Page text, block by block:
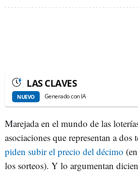
LAS CLAVES
NUEVO Generado con IA
Marejada en el mundo de las
asociaciones que representan a dos
piden subir el precio del décimo
los sorteos). Y lo argumentan